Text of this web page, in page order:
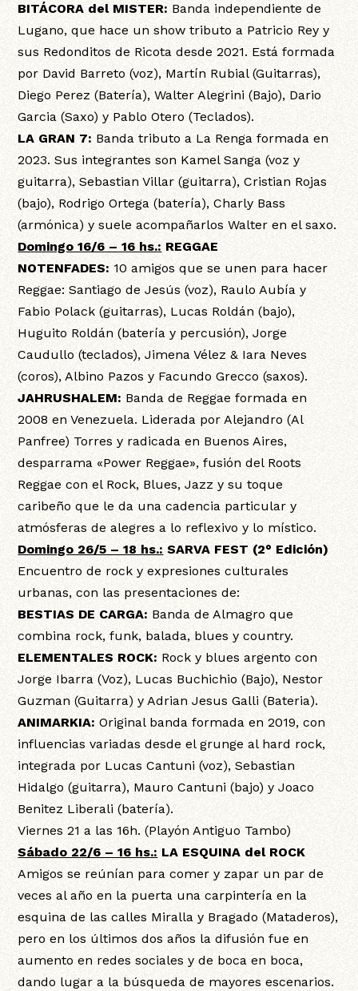
BITÁCORA del MISTER: Banda independiente de
Lugano, que hace un show tributo a Patricio Rey y
sus Redonditos de Ricota desde 2021. Está formada
por David Barreto (voz), Martín Rubial (Guitarras),
Diego Perez (Batería), Walter Alegrini (Bajo), Dario
Garcia (Saxo) y Pablo Otero (Teclados).
LA GRAN 7: Banda tributo a La Renga formada en
2023. Sus integrantes son Kamel Sanga (voz y
guitarra), Sebastian Villar (guitarra), Cristian Rojas
(bajo), Rodrigo Ortega (batería), Charly Bass
(armónica) y suele acompañarlos Walter en el saxo.
Domingo 16/6 – 16 hs.: REGGAE
NOTENFADES: 10 amigos que se unen para hacer
Reggae: Santiago de Jesús (voz), Raulo Aubía y
Fabio Polack (guitarras), Lucas Roldán (bajo),
Huguito Roldán (batería y percusión), Jorge
Caudullo (teclados), Jimena Vélez & Iara Neves
(coros), Albino Pazos y Facundo Grecco (saxos).
JAHRUSHALEM: Banda de Reggae formada en
2008 en Venezuela. Liderada por Alejandro (Al
Panfree) Torres y radicada en Buenos Aires,
desparrama «Power Reggae», fusión del Roots
Reggae con el Rock, Blues, Jazz y su toque
caribeño que le da una cadencia particular y
atmósferas de alegres a lo reflexivo y lo místico.
Domingo 26/5 – 18 hs.: SARVA FEST (2° Edición)
Encuentro de rock y expresiones culturales
urbanas, con las presentaciones de:
BESTIAS DE CARGA: Banda de Almagro que
combina rock, funk, balada, blues y country.
ELEMENTALES ROCK: Rock y blues argento con
Jorge Ibarra (Voz), Lucas Buchichio (Bajo), Nestor
Guzman (Guitarra) y Adrian Jesus Galli (Bateria).
ANIMARKIA:Original banda formada en 2019, con
influencias variadas desde el grunge al hard rock,
integrada por Lucas Cantuni (voz), Sebastian
Hidalgo (guitarra), Mauro Cantuni (bajo) y Joaco
Benitez Liberali (batería).
Viernes 21 a las 16h. (Playón Antiguo Tambo)
Sábado 22/6 – 16 hs.: LA ESQUINA del ROCK
Amigos se reúnían para comer y zapar un par de
veces al año en la puerta una carpintería en la
esquina de las calles Miralla y Bragado (Mataderos),
pero en los últimos dos años la difusión fue en
aumento en redes sociales y de boca en boca,
dando lugar a la búsqueda de mayores escenarios.